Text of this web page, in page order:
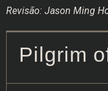
Revisão: Jason Ming
Pilgrim